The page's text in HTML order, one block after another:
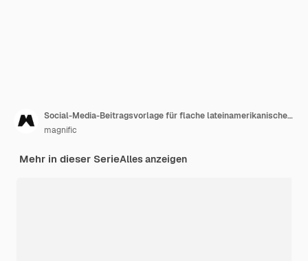
Social-Media-Beitragsvorlage für flache lateinamerikanische Tanzpartys
magnific
Mehr in dieser SerieAlles anzeigen